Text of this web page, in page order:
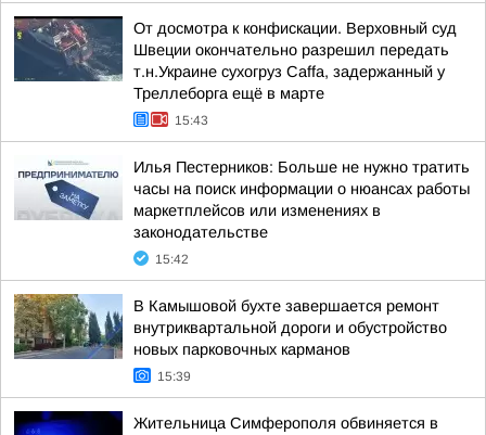
От досмотра к конфискации. Верховный суд
Швеции окончательно разрешил передать
т.н.Украине сухогруз Caffa, задержанный у
Треллеборга ещё в марте
15:43
Илья Пестерников: Больше не нужно тратить
часы на поиск информации о нюансах работы
маркетплейсов или изменениях в
законодательстве
15:42
В Камышовой бухте завершается ремонт
внутриквартальной дороги и обустройство
новых парковочных карманов
15:39
Жительница Симферополя обвиняется в